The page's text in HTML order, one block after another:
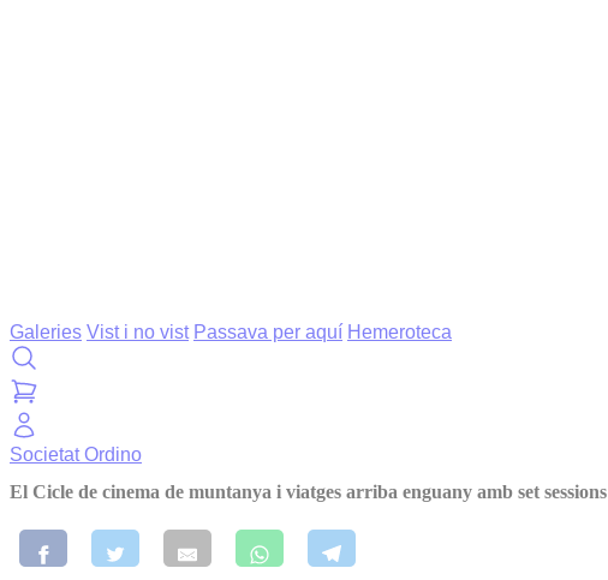
Galeries Vist i no vist Passava per aquí Hemeroteca
SocietatOrdino
El Cicle de cinema de muntanya i viatges arriba enguany amb set sessions